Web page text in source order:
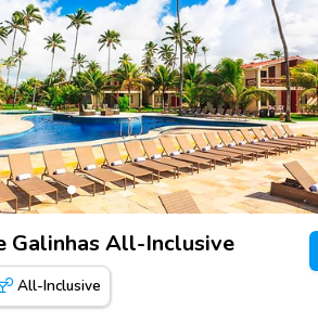
Galinhas All-Inclusive
All-Inclusive